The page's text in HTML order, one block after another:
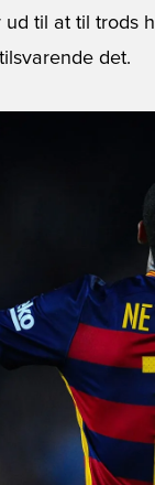
til at til trods
det.